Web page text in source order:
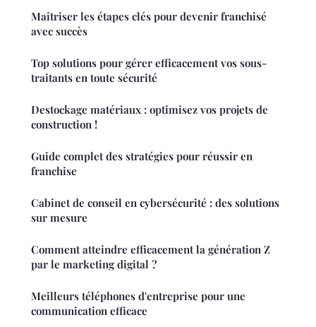
Maîtriser les étapes clés pour devenir franchisé
avec succès
Top solutions pour gérer efficacement vos sous-
traitants en toute sécurité
Destockage matériaux : optimisez vos projets de
construction !
Guide complet des stratégies pour réussir en
franchise
Cabinet de conseil en cybersécurité : des solutions
sur mesure
Comment atteindre efficacement la génération Z
par le marketing digital ?
Meilleurs téléphones d'entreprise pour une
communication efficace